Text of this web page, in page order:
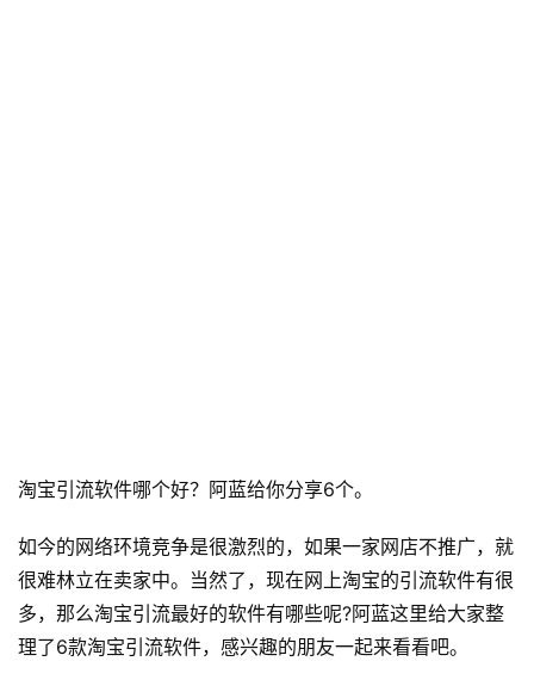
淘宝引流软件哪个好？阿蓝给你分享6个。
如今的网络环境竞争是很激烈的，如果一家网店不推广，就
很难林立在卖家中。当然了，现在网上淘宝的引流软件有很
多，那么淘宝引流最好的软件有哪些呢?阿蓝这里给大家整
理了6款淘宝引流软件，感兴趣的朋友一起来看看吧。